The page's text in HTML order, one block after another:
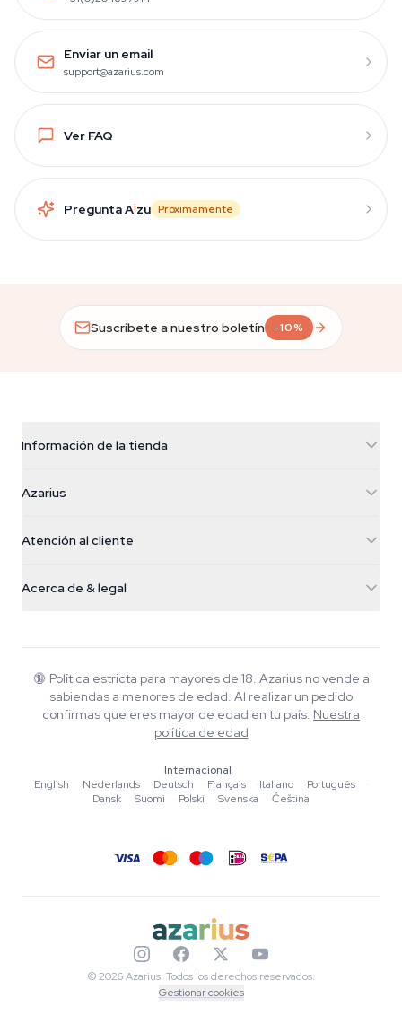
Enviar un email
support@azarius.com
Ver FAQ
Pregunta Aizu Próximamente
Suscríbete a nuestro boletín -10%
Información de la tienda
Galvaniweg 11
Nederland
+31(0)204897914
Azarius
Smokeshop
Atención al cliente
Política de devolución
Preguntas frecuentes
Política de privacidad
Acerca de & legal
Wiki
Blog
Música
Herramientas y Calculadoras
🔞 Política estricta para mayores de 18. Azarius no vende a
sabiendas a menores de edad. Al realizar un pedido
confirmas que eres mayor de edad en tu país. Nuestra
política de edad
Internacional
English
·Nederlands ·Deutsch ·Français ·Italiano ·Português
·
Dansk
·Suomi ·Polski ·Svenska ·Čeština
© 2026 Azarius. Todos los derechos reservados.
Gestionar cookies